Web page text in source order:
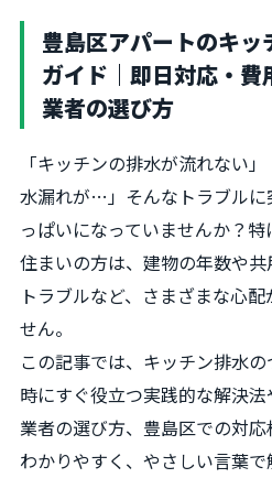
豊島区アパートのキ
ガイド｜即日対応・費
業者の選び方
「キッチンの排水が流れない
水漏れが…」そんなトラブルに
っぱいになっていませんか？
住まいの方は、建物の年数や
トラブルなど、さまざまな心
せん。
この記事では、キッチン排水
時にすぐ役立つ実践的な解決
業者の選び方、豊島区での対
わかりやすく、やさしい言葉で